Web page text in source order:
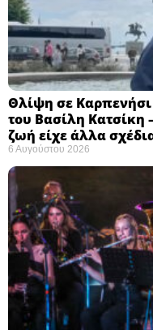
Θλίψη σε
του Βασίλη Κατσίκη
ζωή είχε άλλα
6 Αυγούστου 2026